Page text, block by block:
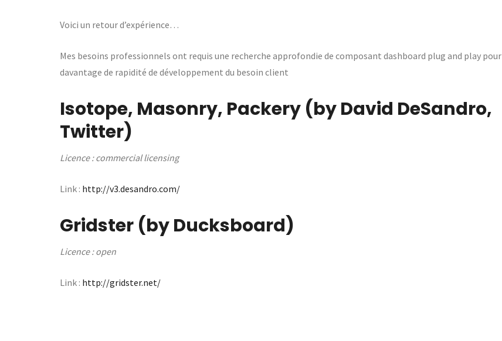
Voici un retour d’expérience…
Mes besoins professionnels ont requis une recherche approfondie de composant dashboard plug and play pour
davantage de rapidité de développement du besoin client
Isotope, Masonry, Packery (byDavid DeSandro,
Twitter)
Licence : commercial licensing
Link : http://v3.desandro.com/
Gridster (byDucksboard)
Licence : open
Link : http://gridster.net/